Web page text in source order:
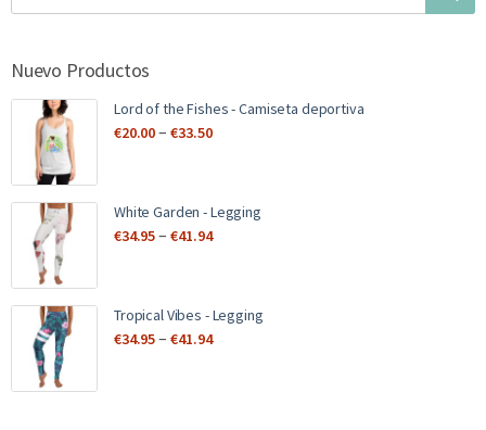
Nuevo Productos
Lord of the Fishes - Camiseta deportiva
€20.00–€33.50
White Garden - Legging
€34.95–€41.94
Tropical Vibes - Legging
€34.95–€41.94